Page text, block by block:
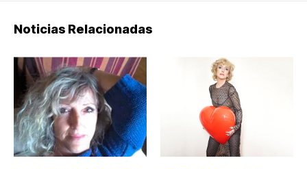
Noticias Relacionadas